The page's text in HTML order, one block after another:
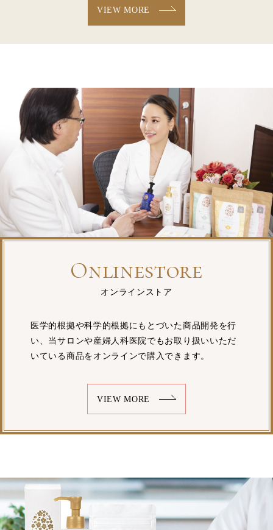
VIEW MORE
Onlinestore
オンラインストア
医学的根拠や科学的根拠にもとづいた商品開発を行
い、当サロンや産婦人科医院でもお取り扱いいただ
いている商品をオンラインで購入できます。
VIEW MORE